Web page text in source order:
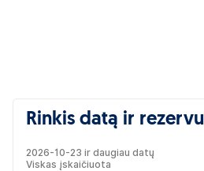
Rinkis datą ir
2026-10-23 ir daugiau datų
Viskas įskaičiuota